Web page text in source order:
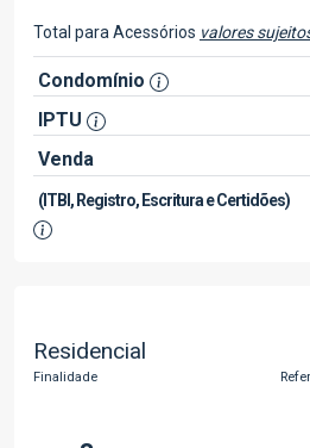
Total para Acessórios valores
Condomínio
IPTU
Venda
(ITBI, Registro, Escritura e Certidões)
Residencial
Finalidade